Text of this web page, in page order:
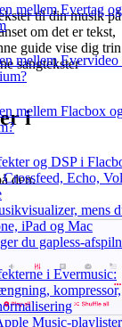
mellem Evertag og
mellem Evervideo
mellem Flacbox
og DSP i
Echo,
mens
iPad og Mac
du gapless-
i Evermusic:
kompressor,
Music-
til din musik på
om det er tekst,
guide vise dig trin
sangtekster
i
den.